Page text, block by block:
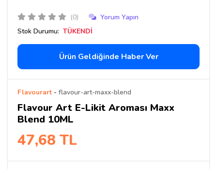
(0)
Yorum Yapın
Stok Durumu: TÜKENDİ
Ürün Geldiğinde Haber Ver
Flavourart - flavour-art-maxx-blend
Flavour Art E-Likit Aroması Maxx
Blend 10ML
47,68 TL